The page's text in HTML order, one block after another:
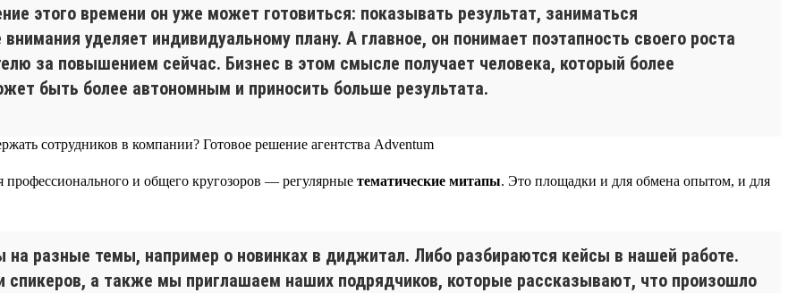
этого времени он уже может готовиться: показывать результат, заниматься
уделяет индивидуальному плану. А главное, он понимает поэтапность своего роста
за повышением сейчас. Бизнес в этом смысле получает человека, который более
быть более автономным и приносить больше результата.
и общего кругозоров — регулярные тематические митапы. Это площадки и для обмена опытом, и для
на разные темы, например о новинках в диджитал. Либо разбираются кейсы в нашей работе.
спикеров, а также мы приглашаем наших подрядчиков, которые рассказывают, что произошло